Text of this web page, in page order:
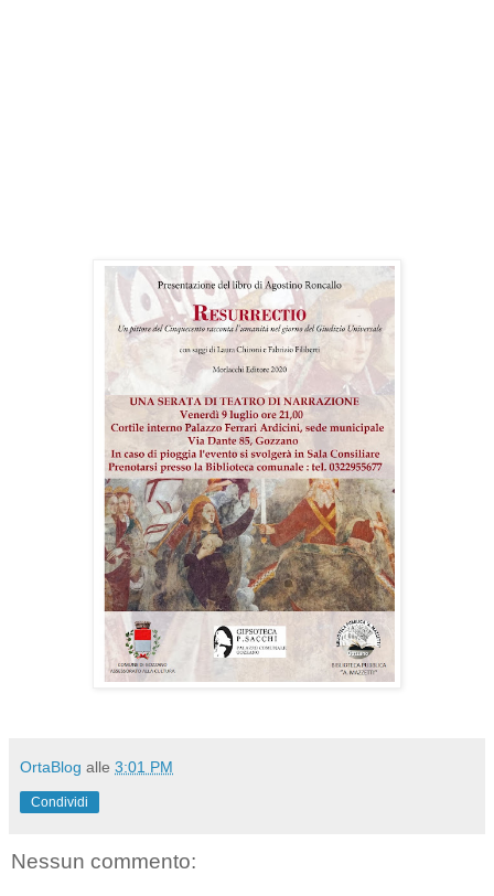
OrtaBlog alle 3:01 PM
Condividi
Nessun commento: